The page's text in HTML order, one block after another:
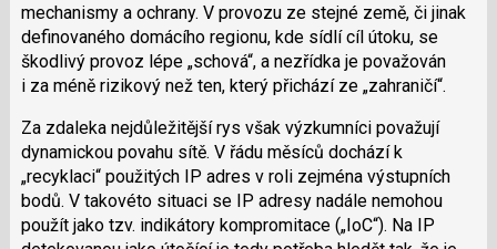
mechanismy a ochrany. V provozu ze stejné země, či jinak
definovaného domácího regionu, kde sídlí cíl útoku, se
škodlivý provoz lépe „schová“, a nezřídka je považován
i za méně rizikový než ten, který přicházíze „zahraničí“.
Za zdaleka nejdůležitější rys však výzkumníci považují
dynamickou povahu sítě. V řádu měsíců dochází k
„recyklaci“ použitých IP adres v roli zejména výstupních
bodů. V takovéto situaci se IP adresy nadále nemohou
použít jako tzv. indikátory kompromitace („IoC“). Na IP